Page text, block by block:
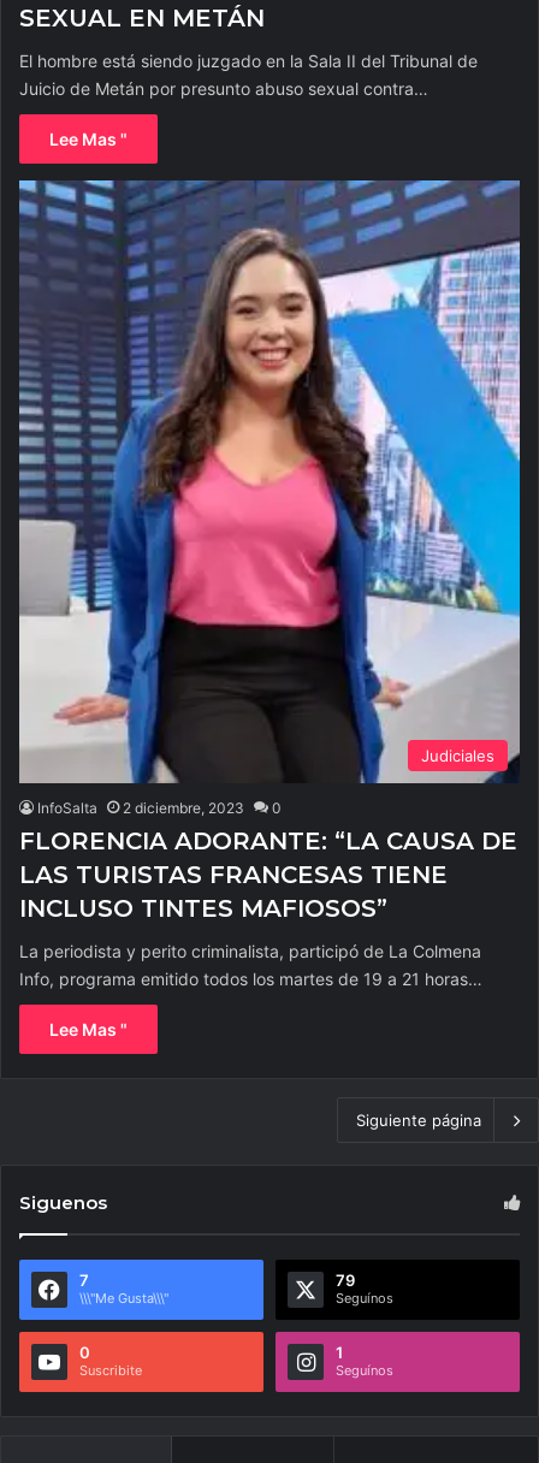
SEXUAL EN METÁN
El hombre está siendo juzgado en la Sala II del Tribunal de
Juicio de Metán por presunto abuso sexual contra…
Lee Mas "
Judiciales
InfoSalta 2 diciembre, 2023 0
FLORENCIA ADORANTE: “LA CAUSA DE
LAS TURISTAS FRANCESAS TIENE
INCLUSO TINTES MAFIOSOS”
La periodista y perito criminalista, participó de La Colmena
Info, programa emitido todos los martes de 19 a 21 horas…
Lee Mas "
Siguiente página
Siguenos
7
\\\"Me Gusta\\\"
79
Seguínos
0
Suscribite
1
Seguínos